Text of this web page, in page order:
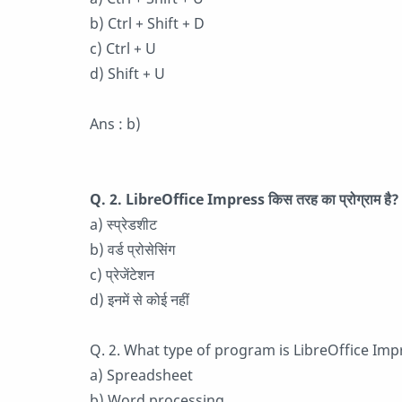
b) Ctrl + Shift + D
c) Ctrl + U
d) Shift + U
Ans : b)
Q. 2. LibreOffice Impress किस तरह का प्रोग्राम है?
a) स्प्रेडशीट
b) वर्ड प्रोसेसिंग
c) प्रेजेंटेशन
d) इनमें से कोई नहीं
Q. 2. What type of program is LibreOffice
a) Spreadsheet